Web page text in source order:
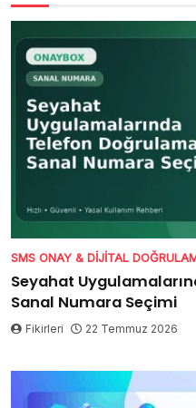
SMS ONAY & DIJITAL
Seyahat
Sanal Numara Seçimi
Fikirleri 22 Temmuz 2026